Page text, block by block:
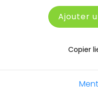
Ajouter
Copier